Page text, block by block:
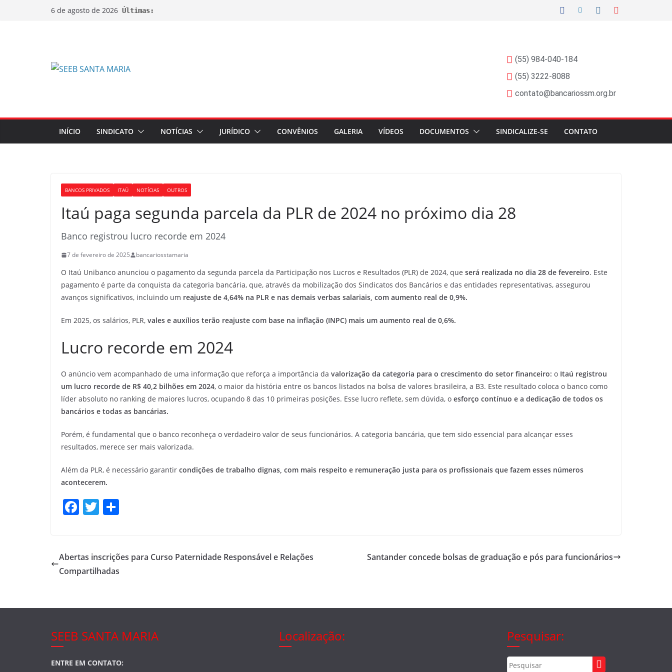
6 de agosto de 2026 Últimas:
(55) 984-040-184
(55) 3222-8088
contato@bancariossm.org.br
INÍCIO SINDICATO NOTÍCIAS JURÍDICO CONVÊNIOS GALERIA VÍDEOS DOCUMENTOS SINDICALIZE-SE CONTATO
BANCOS PRIVADOS ITAÚ NOTÍCIAS OUTROS
Itaú paga segunda parcela da PLR de 2024 no próximo dia 28
Banco registrou lucro recorde em 2024
7 de fevereiro de 2025 bancariosstamaria
O Itaú Unibanco anunciou o pagamento da segunda parcela da Participação nos Lucros e Resultados (PLR) de 2024, que será realizada no dia 28 de fevereiro. Este
pagamento é parte da conquista da categoria bancária, que, através da mobilização dos Sindicatos dos Bancários e das entidades representativas, assegurou
avanços significativos, incluindo um reajuste de 4,64% na PLR e nas demais verbas salariais, com aumento real de 0,9%.
Em 2025, os salários, PLR, vales e auxílios terão reajuste com base na inflação (INPC) mais um aumento real de 0,6%.
Lucro recorde em 2024
O anúncio vem acompanhado de uma informação que reforça a importância da valorização da categoria para o crescimento do setor financeiro: o Itaú registrou
um lucro recorde de R$ 40,2 bilhões em 2024, o maior da história entre os bancos listados na bolsa de valores brasileira, a B3. Este resultado coloca o banco como
líder absoluto no ranking de maiores lucros, ocupando 8 das 10 primeiras posições. Esse lucro reflete, sem dúvida, o esforço contínuo e a dedicação de todos os
bancários e todas as bancárias.
Porém, é fundamental que o banco reconheça o verdadeiro valor de seus funcionários. A categoria bancária, que tem sido essencial para alcançar esses
resultados, merece ser mais valorizada.
Além da PLR, é necessário garantir condições de trabalho dignas, com mais respeito e remuneração justa para os profissionais que fazem esses números
acontecerem.
F
e
b
o
T
er e
Abertas inscrições para Curso Paternidade Responsável e Relações
Compartilhadas
Santander concede bolsas de graduação e pós para funcionários
SEEB SANTA MARIA
ENTRE EM CONTATO:
Localização: Pesquisar: